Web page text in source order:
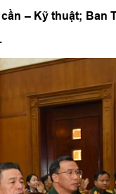
– Kỹ thuật; Ban